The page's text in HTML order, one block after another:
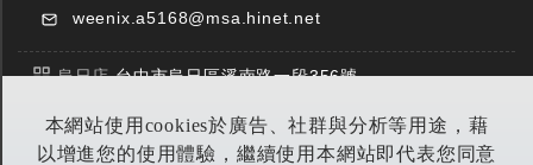
本網站使用cookies於廣告、社群與分析等用途，藉
以增進您的使用體驗，繼續使用本網站即代表您同意
weenix.a5168@msa.hinet.net
烏日店台中市烏日區溪南路一段356號